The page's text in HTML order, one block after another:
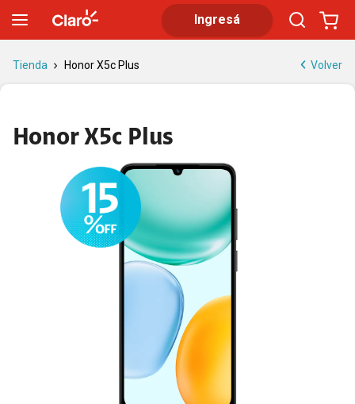
Ingresá
Tienda Honor X5c Plus Volver
Honor X5c Plus
HONOR X5c Plus 256GB | Rendimiento equilibrado